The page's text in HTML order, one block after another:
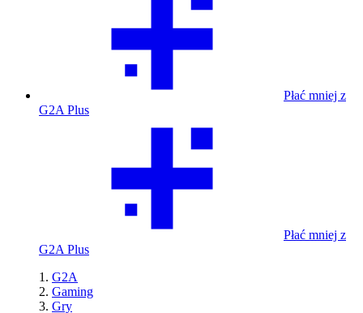
Płać mniej z
G2A Plus
Płać mniej z
G2A Plus
G2A
Gaming
Gry